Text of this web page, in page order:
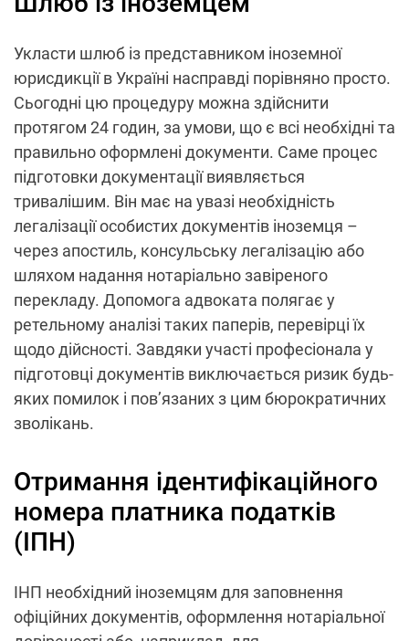
Укласти шлюб із представником іноземної
юрисдикції в Україні насправді порівняно просто.
Сьогодні цю процедуру можна здійснити
протягом 24 годин, за умови, що є всі необхідні та
правильно оформлені документи. Саме процес
підготовки документації виявляється
тривалішим. Він має на увазі необхідність
легалізації особистих документів іноземця –
через апостиль, консульську легалізацію або
шляхом надання нотаріально завіреного
перекладу. Допомога адвоката полягає у
ретельному аналізі таких паперів, перевірці їх
щодо дійсності. Завдяки участі професіонала у
підготовці документів виключається ризик будь-
яких помилок і пов’язаних з цим бюрократичних
зволікань.
Отримання ідентифікаційного
номера платника податків
(ІПН)
ІНП необхідний іноземцям для заповнення
офіційних документів, оформлення нотаріальної